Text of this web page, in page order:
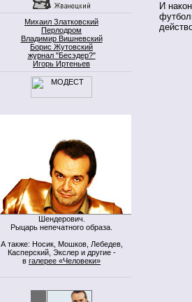
Михаил Златковский
Перлодром
Владимир Вишневский
Борис Жутовский
журнал "Бесэдер?"
Игорь Иртеньев
Шендерович.
Рыцарь непечатного образа.
А также: Носик, Мошков, Лебедев,
Касперский, Экслер и другие -
в галерее «Человеки»
И